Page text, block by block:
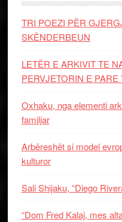
TRI POEZI PËR
SKËNDERBEUN
LETËR E ARKIVIT TE
PERVJETORIN E
Oxhaku, nga elementi
familjar
Arbëreshët si model
kulturor
Sali Shijaku, “Diego
“Dom Fred Kalaj, mes